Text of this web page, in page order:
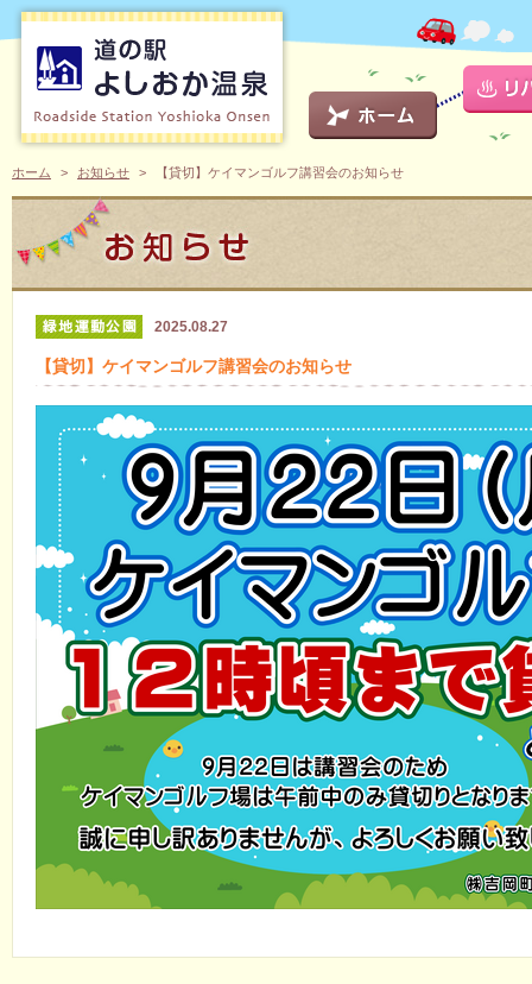
ホーム お知らせ 【貸切】ケイマンゴルフ講習会のお知らせ
2025.08.27
【貸切】ケイマンゴルフ講習会のお知らせ